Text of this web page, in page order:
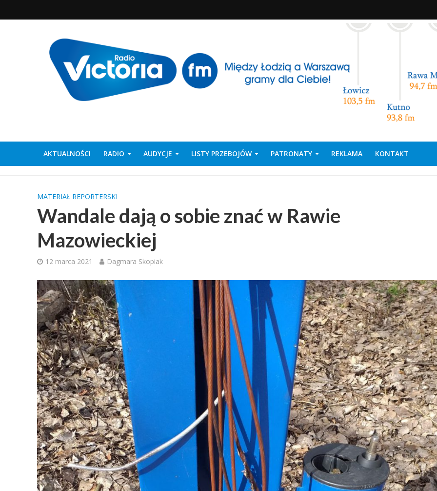
AKTUALNOŚCI RADIO AUDYCJE LISTY PRZEBOJÓW PATRONATY REKLAMA KONTAKT
MATERIAŁ REPORTERSKI
Wandale dają o sobie znać w Rawie
Mazowieckiej
12 marca 2021 Dagmara Skopiak